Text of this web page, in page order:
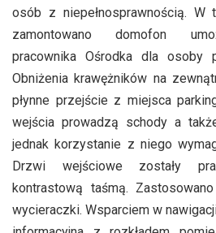
osób z niepełnosprawnością. W
zamontowano domofon
pracownika Ośrodka dla osoby
Obniżenia krawężników na
płynne przejście z miejsca
wejścia prowadzą schody a
jednak korzystanie z niego
Drzwi wejściowe zostały
kontrastową taśmą.
wycieraczki. Wsparciem w